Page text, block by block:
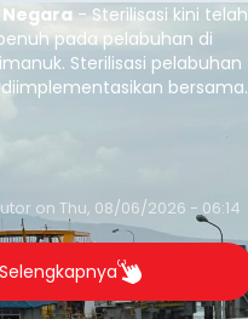
- Sterilisasi kini telah
pada pelabuhan di
Sterilisasi pelabuhan
bersama
lainnya, yakni
Kayangan, dan
8/2026).
on Thu, 08/06/2026 - 06:14